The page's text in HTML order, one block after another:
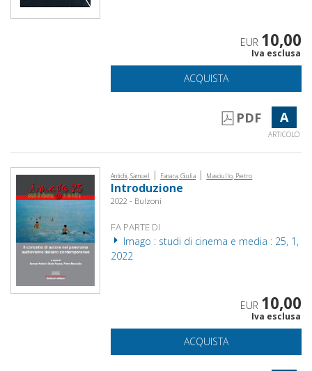
EUR 10,00
Iva esclusa
ACQUISTA
PDF A
ARTICOLO
Antichi, Samuel | Fanara, Giulia | Masciullo, Pietro
Introduzione
2022 - Bulzoni
FA PARTE DI
Imago : studi di cinema e media : 25, 1,
2022
EUR 10,00
Iva esclusa
ACQUISTA